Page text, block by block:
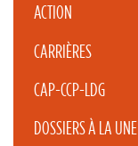
ACTION
CARRIÈRES
CAP-CCP-LDG
DOSSIERS À LA UNE